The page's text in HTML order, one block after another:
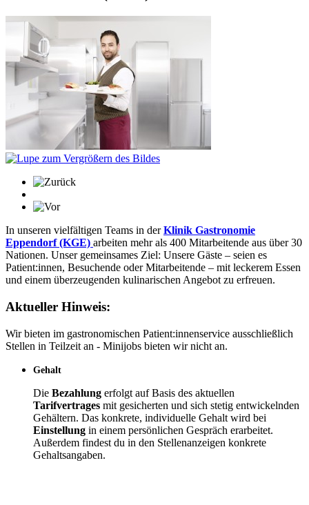
In unseren vielfältigen Teams in derKlinik Gastronomie
Eppendorf (KGE) arbeiten mehr als 400 Mitarbeitende aus über 30
Nationen. Unser gemeinsames Ziel: Unsere Gäste – seien es
Patient:innen, Besuchende oder Mitarbeitende – mit leckerem Essen
und einem überzeugenden kulinarischen Angebot zu erfreuen.
Aktueller Hinweis:
Wir bieten im gastronomischen Patient:innenservice ausschließlich
Stellen in Teilzeit an - Minijobs bieten wir nicht an.
Gehalt
Die Bezahlung erfolgt auf Basis des aktuellen
Tarifvertrages mit gesicherten und sich stetig entwickelnden
Gehältern. Das konkrete, individuelle Gehalt wird bei
Einstellung in einem persönlichen Gespräch erarbeitet.
Außerdem findest du in den Stellenanzeigen konkrete
Gehaltsangaben.